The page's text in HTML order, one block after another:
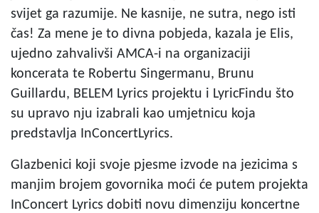
svijet ga razumije. Ne kasnije, ne sutra, nego isti
čas! Za mene je to divna pobjeda, kazala je Elis,
ujedno zahvalivši AMCA-i na organizaciji
koncerata te Robertu Singermanu, Brunu
Guillardu, BELEM Lyrics projektu i LyricFindu što
su upravo nju izabrali kao umjetnicu koja
predstavlja InConcertLyrics.
Glazbenici koji svoje pjesme izvode na jezicima s
manjim brojem govornika moći će putem projekta
InConcert Lyrics dobiti novu dimenziju koncertne